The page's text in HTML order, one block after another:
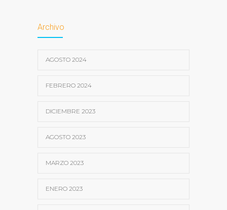
Archivo
AGOSTO 2024
FEBRERO 2024
DICIEMBRE 2023
AGOSTO 2023
MARZO 2023
ENERO 2023